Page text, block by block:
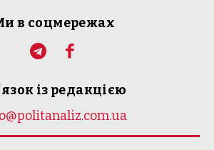
в соцмережах
із редакцією